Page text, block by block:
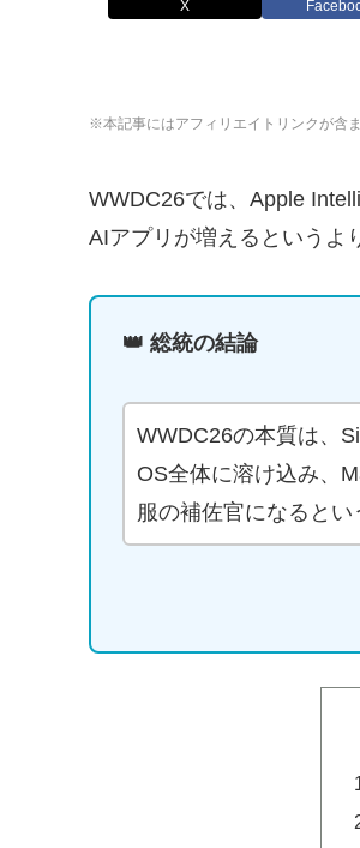
X
※本記事にはアフィリエイトリンクが含ま
WWDC26では、Apple
AIアプリが増えるというよ
👑 総統の結論
WWDC26の本質は、
OS全体に溶け込み、
服の補佐官になるとい